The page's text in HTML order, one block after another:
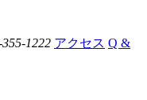
1222 アクセス Q &